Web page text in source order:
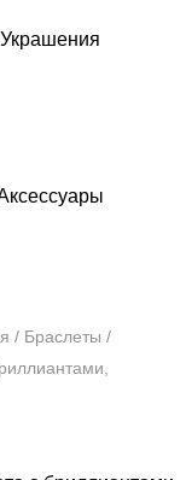
Украшения
/ Браслеты /